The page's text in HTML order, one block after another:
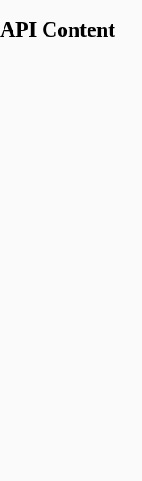
API Content